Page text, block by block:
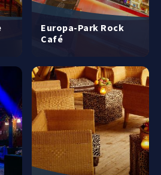
Europa-Park Rock
Café